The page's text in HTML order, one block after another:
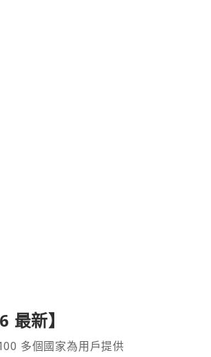
新】
多個國家為用戶提供